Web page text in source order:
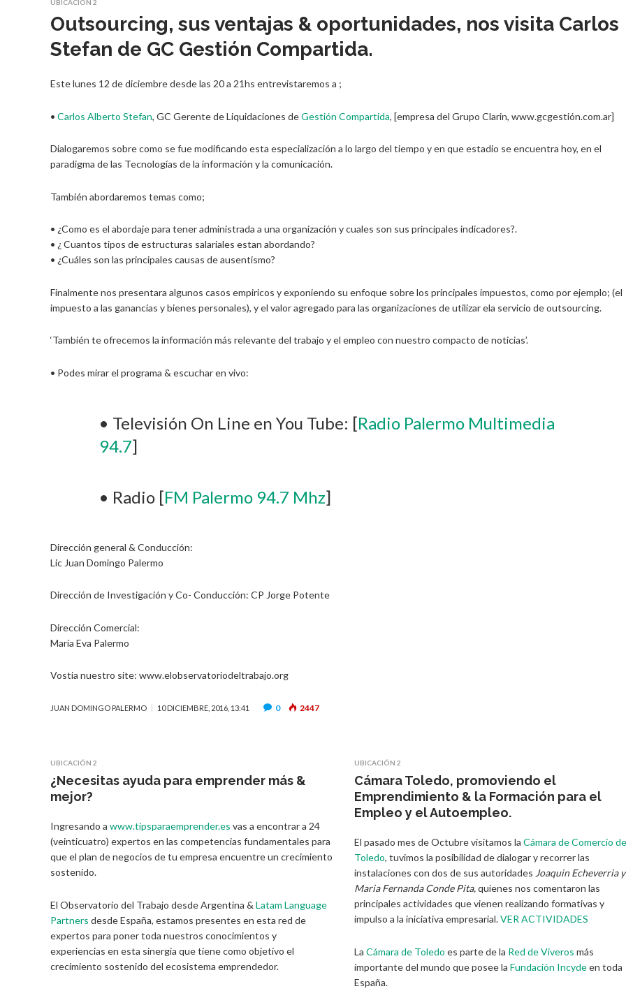
UBICACIÓN 2
Outsourcing, sus ventajas & oportunidades, nos visita Carlos
Stefan de GC Gestión Compartida.
Este lunes 12 de diciembre desde las 20 a 21hs entrevistaremos a ;
• Carlos Alberto Stefan, GC Gerente de Liquidaciones deGestión Compartida, [empresa del Grupo Clarin, www.gcgestión.com.ar]
Dialogaremos sobre como se fue modificando esta especialización a lo largo del tiempo y en que estadio se encuentra hoy, en el
paradigma de las Tecnologías de la información y la comunicación.
También abordaremos temas como;
• ¿Como es el abordaje para tener administrada a una organización y cuales son sus principales indicadores?.
• ¿ Cuantos tipos de estructuras salariales estan abordando?
• ¿Cuáles son las principales causas de ausentismo?
Finalmente nos presentara algunos casos empiricos y exponiendo su enfoque sobre los principales impuestos, como por ejemplo; (el
impuesto a las ganancias y bienes personales), y el valor agregado para las organizaciones de utilizar ela servicio de outsourcing.
‘También te ofrecemos la información más relevante del trabajo y el empleo con nuestro compacto de noticias’.
• Podes mirar el programa & escuchar en vivo:
• Televisión On Line en You Tube: [Radio Palermo Multimedia
94.7]
• Radio [FM Palermo 94.7 Mhz]
Dirección general & Conducción:
Lic Juan Domingo Palermo
Dirección de Investigación y Co- Conducción: CP Jorge Potente
Dirección Comercial:
María Eva Palermo
Vostia nuestro site: www.elobservatoriodeltrabajo.org
JUAN DOMINGO PALERMO 10 DICIEMBRE, 2016, 13:41 0 2447
UBICACIÓN 2
¿Necesitas ayuda para emprender más &
mejor?
Ingresando a www.tipsparaemprender.es vas a encontrar a 24
(veinticuatro) expertos en las competencias fundamentales para
que el plan de negocios de tu empresa encuentre un crecimiento
sostenido.
El Observatorio del Trabajo desde Argentina & Latam Language
Partners desde España, estamos presentes en esta red de
expertos para poner toda nuestros conocimientos y
experiencias en esta sinergia que tiene como objetivo el
crecimiento sostenido del ecosistema emprendedor.
UBICACIÓN 2
Cámara Toledo, promoviendo el
Emprendimiento & la Formación para el
Empleo y el Autoempleo.
El pasado mes de Octubre visitamos laCámara de Comercio de
Toledo, tuvimos la posibilidad de dialogar y recorrer las
instalaciones con dos de sus autoridades Joaquin Echeverria y
Maria Fernanda Conde Pita,quienes nos comentaron las
principales actividades que vienen realizando formativas y
impulso a la iniciativa empresarial.VER ACTIVIDADES
LaCámara de Toledoes parte de la Red de Viveros más
importante del mundo que posee laFundación Incydeen toda
España.